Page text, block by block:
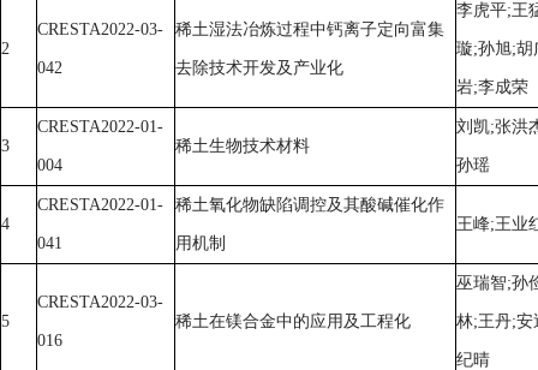
2
CRESTA2022-03-
042
稀土湿法冶炼过程中钙离子定向富集
去除技术开发及产业化
李虎平;王
璇;孙旭;胡
岩;李成荣
3
CRESTA2022-01-
004
稀土生物技术材料
刘凯;张洪
孙瑶
4
CRESTA2022-01-
041
稀土氧化物缺陷调控及其酸碱催化作
用机制
王峰;王业
5
CRESTA2022-03-
016
稀土在镁合金中的应用及工程化
巫瑞智;孙
林;王丹;安
纪晴